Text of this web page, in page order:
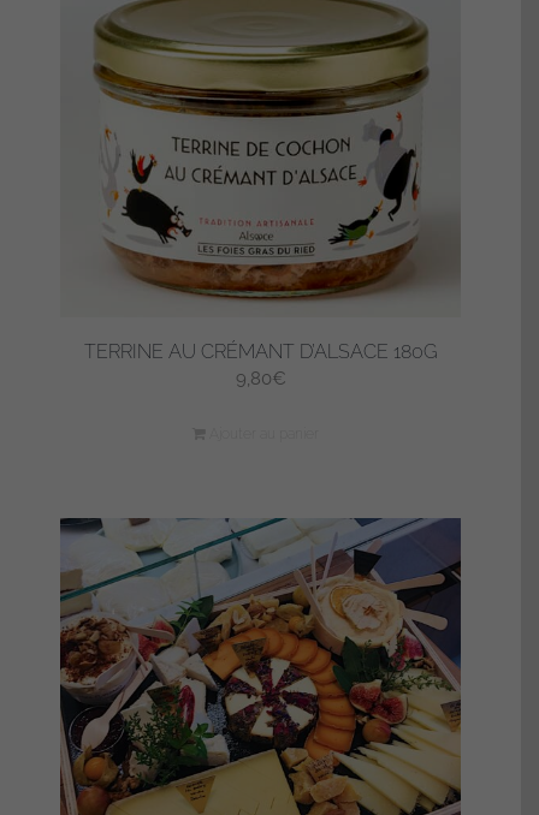
TERRINE AU CRÉMANT D’ALSACE 180G
9,80€